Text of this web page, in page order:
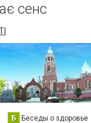
сенс
Б Беседы о здоровье